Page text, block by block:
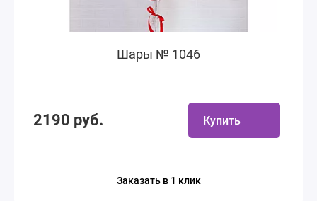
Шары № 1046
2190 руб. Купить
Заказать в 1 клик